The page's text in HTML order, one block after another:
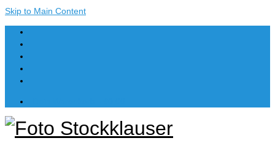
Skip to Main Content